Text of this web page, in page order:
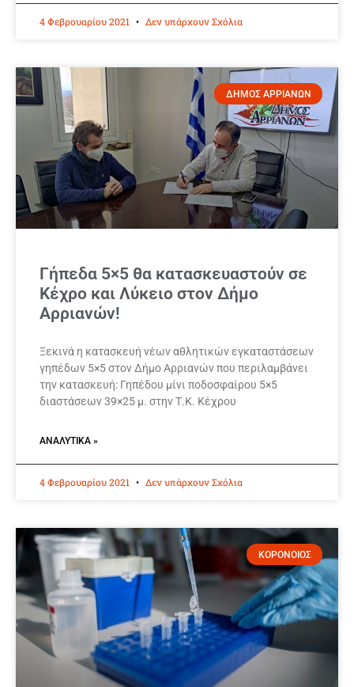
4 Φεβρουαρίου 2021 Δεν υπάρχουν Σχόλια
ΔΗΜΟΣ ΑΡΡΙΑΝΩΝ
Γήπεδα 5×5 θα κατασκευαστούν σε
Κέχρο και Λύκειο στον Δήμο
Αρριανών!
Ξεκινά η κατασκευή νέων αθλητικών εγκαταστάσεων
γηπέδων 5×5 στον Δήμο Αρριανών που περιλαμβάνει
την κατασκευή: Γηπέδου μίνι ποδοσφαίρου 5×5
διαστάσεων 39×25 μ. στην Τ.Κ. Κέχρου
ΑΝΑΛΥΤΙΚΆ »
4 Φεβρουαρίου 2021 Δεν υπάρχουν Σχόλια
ΚΟΡΟΝΟΙΟΣ